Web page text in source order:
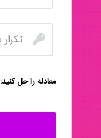
:معادله را حل کنید